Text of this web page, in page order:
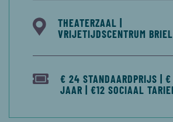
THEATERZAAL |
VRIJETIJDSCENTRUM
€ 24 STANDAARDPRIJS |
JAAR | €12 SOCIAAL